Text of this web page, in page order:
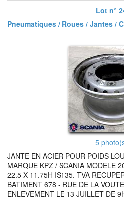
Lot n°
Pneumatiques / Roues / Jantes /
5
JANTE EN ACIER POUR POIDS
MARQUE KPZ / SCANIA MODELE
22.5 X 11.75H IS135. TVA
BATIMENT 678 - RUE DE LA
ENLEVEMENT LE 13 JUILLET DE